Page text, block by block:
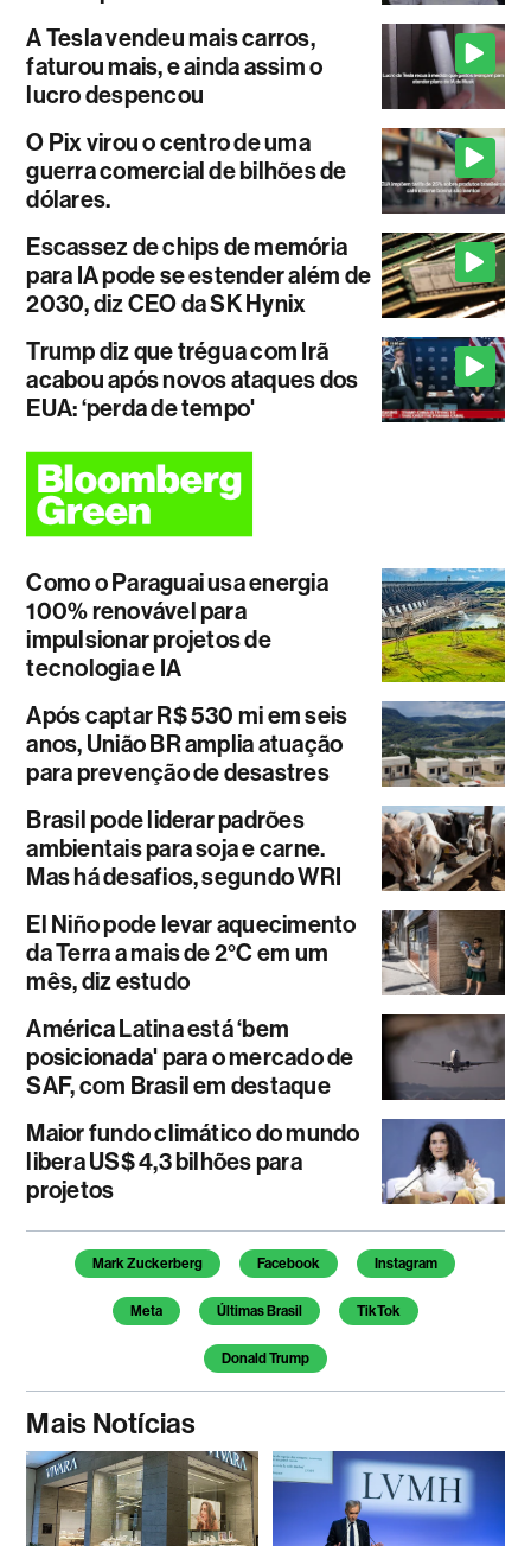
A Tesla vendeu mais carros,
faturou mais, e ainda assim o
lucro despencou
O Pix virou o centro de uma
guerra comercial de bilhões de
dólares.
Escassez de chips de memória
para IA pode se estender além de
2030, diz CEO da SK Hynix
Trump diz que trégua com Irã
acabou após novos ataques dos
EUA: ‘perda de tempo'
Como o Paraguai usa energia
100% renovável para
impulsionar projetos de
tecnologia e IA
Após captar R$ 530 mi em seis
anos, União BR amplia atuação
para prevenção de desastres
Brasil pode liderar padrões
ambientais para soja e carne.
Mas há desafios, segundo WRI
El Niño pode levar aquecimento
da Terra a mais de 2°C em um
mês, diz estudo
América Latina está ‘bem
posicionada' para o mercado de
SAF, com Brasil em destaque
Maior fundo climático do mundo
libera US$ 4,3 bilhões para
projetos
Temas deste artigo
Mark Zuckerberg Facebook Instagram
Meta Últimas Brasil TikTok
Donald Trump
Mais Notícias